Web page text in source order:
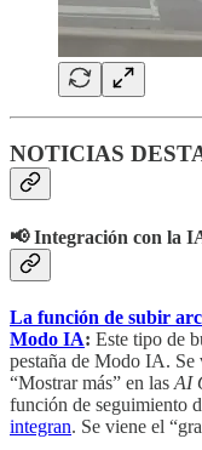
NOTICIAS
📢 Integración con la
La función de subir
Modo IA: Este tipo de
pestaña de Modo IA. Se
“Mostrar más” en las AI
función de seguimiento
integran. Se viene el